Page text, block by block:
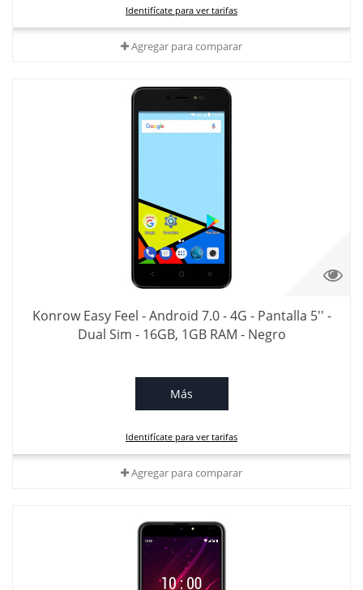
Identifícate para ver tarifas
Agregar para comparar
Konrow Easy Feel - Android 7.0 - 4G - Pantalla 5'' -
Dual Sim - 16GB, 1GB RAM - Negro
Más
Identifícate para ver tarifas
Agregar para comparar